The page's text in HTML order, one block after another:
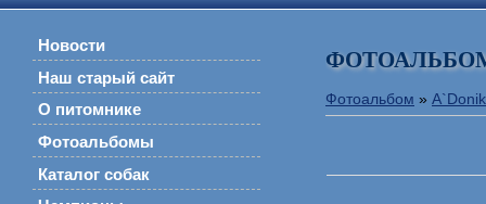
Новости
Наш старый сайт
О питомнике
Фотоальбомы
Каталог собак
Фотоальбом »